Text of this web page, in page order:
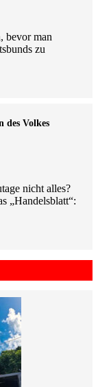
bevor man
zu
des Volkes
nicht alles?
„Handelsblatt“: